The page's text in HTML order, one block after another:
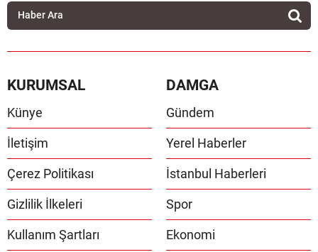
KURUMSAL
Künye
İletişim
Çerez Politikası
Gizlilik İlkeleri
Kullanım Şartları
DAMGA
Gündem
Yerel Haberler
İstanbul Haberleri
Spor
Ekonomi